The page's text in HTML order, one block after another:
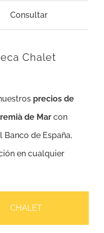
Consultar
Chalet
precios de
de Mar con
de España,
en cualquier
CHALET